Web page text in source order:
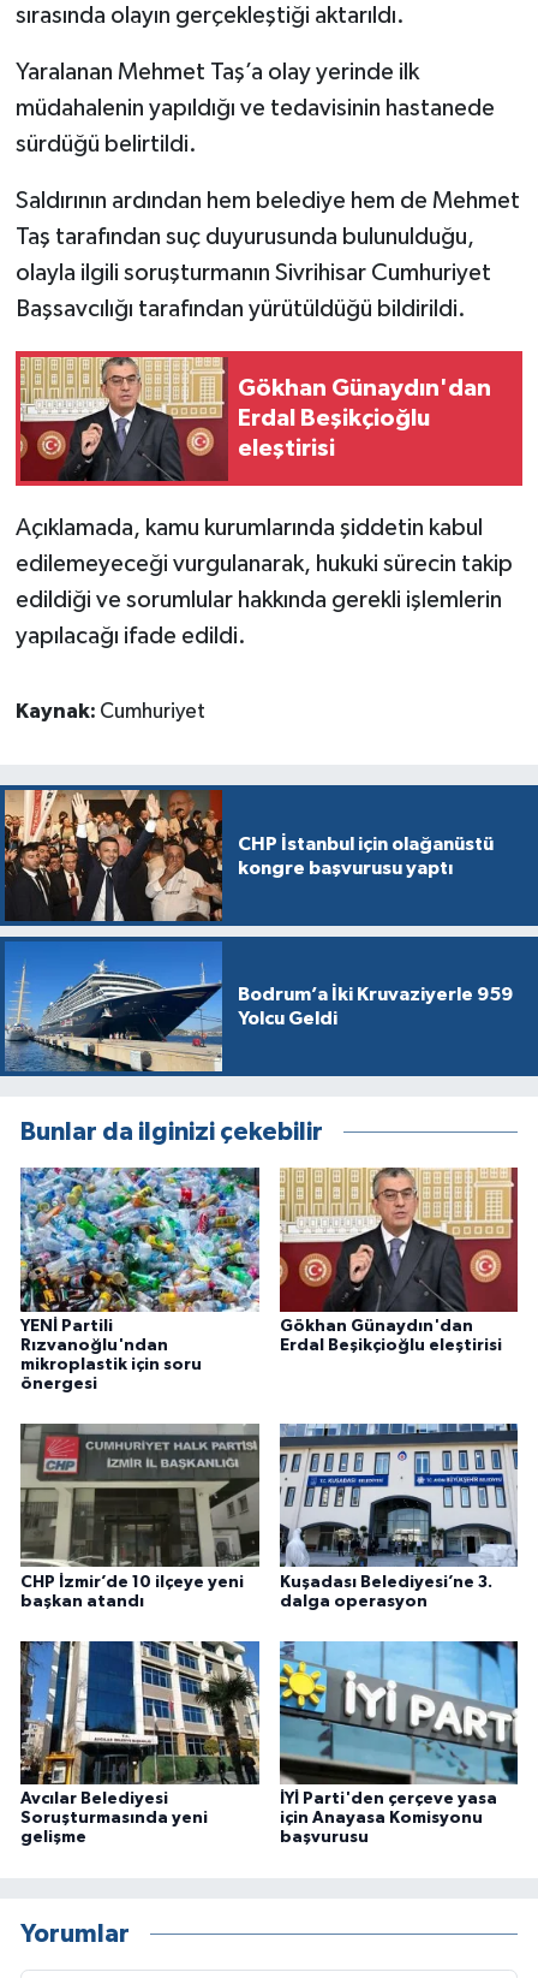
sırasında olayın gerçekleştiği aktarıldı.
Yaralanan Mehmet Taş’a olay yerinde ilk
müdahalenin yapıldığı ve tedavisinin hastanede
sürdüğü belirtildi.
Saldırının ardından hem belediye hem de Mehmet
Taş tarafından suç duyurusunda bulunulduğu,
olayla ilgili soruşturmanın Sivrihisar Cumhuriyet
Başsavcılığı tarafından yürütüldüğü bildirildi.
Gökhan Günaydın'dan
Erdal Beşikçioğlu
eleştirisi
Açıklamada, kamu kurumlarında şiddetin kabul
edilemeyeceği vurgulanarak, hukuki sürecin takip
edildiği ve sorumlular hakkında gerekli işlemlerin
yapılacağı ifade edildi.
Kaynak: Cumhuriyet
CHP İstanbul için olağanüstü
kongre başvurusu yaptı
Bodrum’a İki Kruvaziyerle 959
Yolcu Geldi
Bunlar da ilginizi çekebilir
YENİ Partili
Rızvanoğlu'ndan
mikroplastik için soru
önergesi
Gökhan Günaydın'dan
Erdal Beşikçioğlu eleştirisi
CHP İzmir’de 10 ilçeye yeni
başkan atandı
Kuşadası Belediyesi’ne 3.
dalga operasyon
Avcılar Belediyesi
Soruşturmasında yeni
gelişme
İYİ Parti'den çerçeve yasa
için Anayasa Komisyonu
başvurusu
Yorumlar